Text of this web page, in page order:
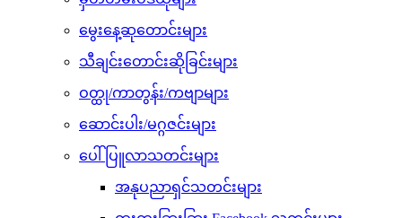
မွေးနေ့ဆုတောင်းများ
သီချင်းတောင်းဆိုခြင်းများ
ဝတ္ထု/ကာတွန်း/ကဗျာများ
ဆောင်းပါး/မဂ္ဂဇင်းများ
ပေါ်ပြူလာသတင်းများ
အနုပညာရှင်သတင်းများ